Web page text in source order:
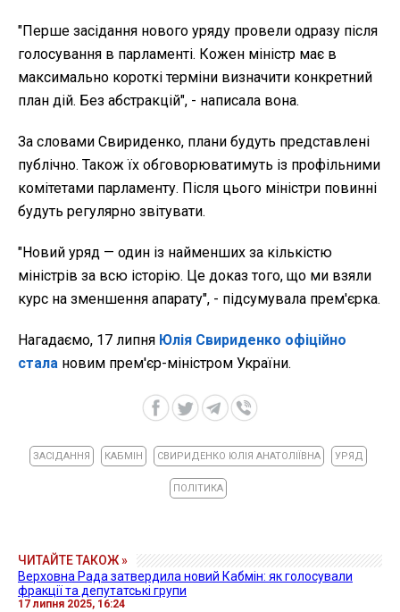
"Перше засідання нового уряду провели одразу після
голосування в парламенті. Кожен міністр має в
максимально короткі терміни визначити конкретний
план дій. Без абстракцій", - написала вона.
За словами Свириденко, плани будуть представлені
публічно. Також їх обговорюватимуть із профільними
комітетами парламенту. Після цього міністри повинні
будуть регулярно звітувати.
"Новий уряд — один із найменших за кількістю
міністрів за всю історію. Це доказ того, що ми взяли
курс на зменшення апарату", - підсумувала прем'єрка.
Нагадаємо, 17 липня Юлія Свириденко офіційно
стала новим прем'єр-міністром України.
ЗАСІДАННЯ КАБМІН СВИРИДЕНКО ЮЛІЯ АНАТОЛІЇВНА УРЯД
ПОЛІТИКА
ЧИТАЙТЕ ТАКОЖ »
Верховна Рада затвердила новий Кабмін: як голосували
фракції та депутатські групи
17 липня 2025, 16:24